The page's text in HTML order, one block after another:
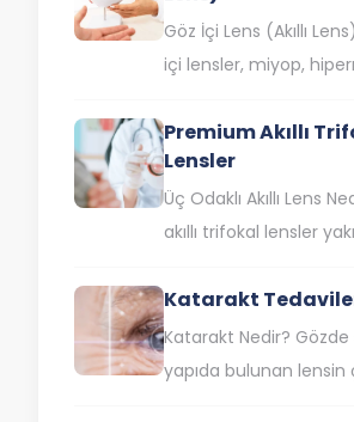
Göz İçi Lens (Akıllı
içi lensler, miyop,
bozukluklarının yanı
Premium Akıllı
Lensler
Üç Odaklı Akıllı Lens
akıllı trifokal lensler
net şekilde görmenize
olan…
Katarakt
Katarakt Nedir?
yapıda bulunan lensin